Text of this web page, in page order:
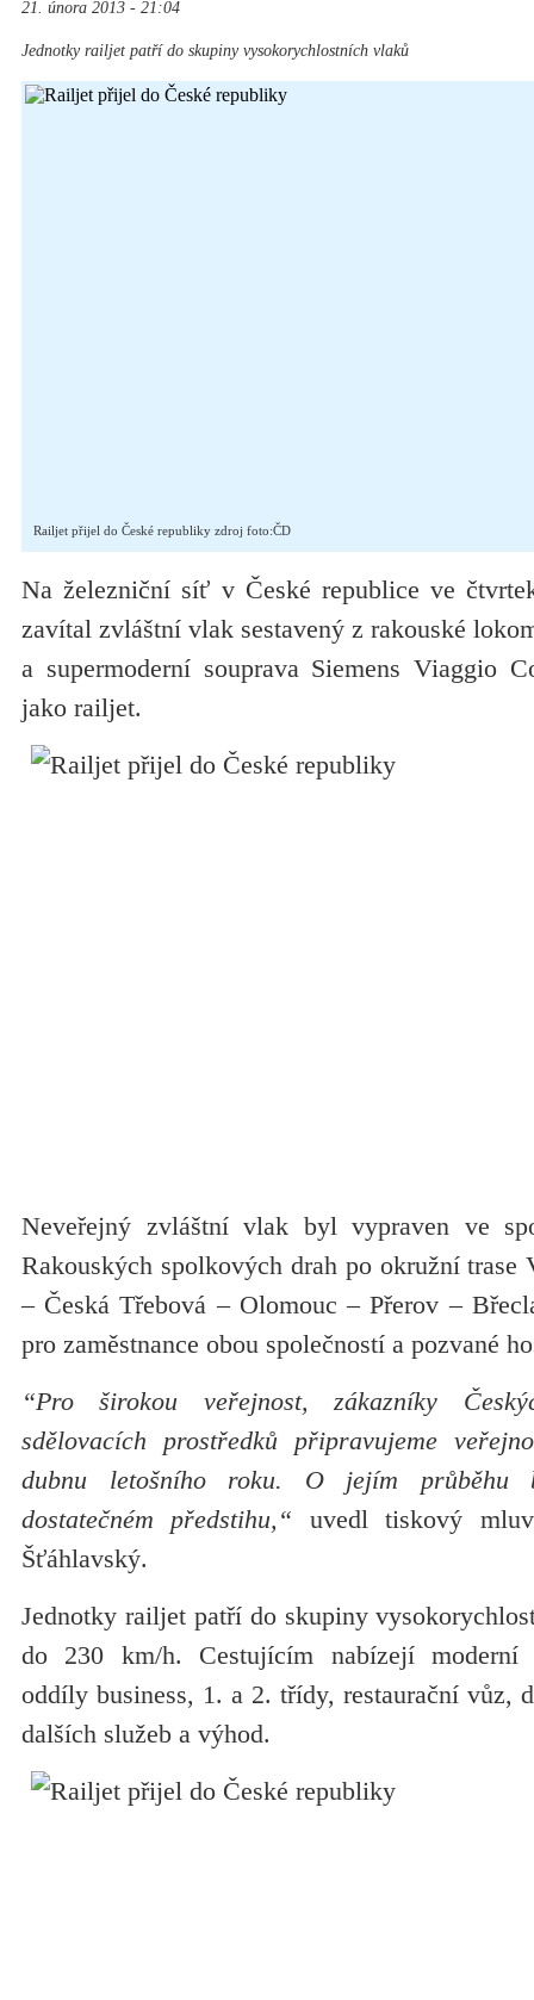
21. února 2013 - 21:04
Jednotky railjet patří do skupiny vysokorychlostních vlaků
Railjet přijel do České republiky zdroj foto:ČD
Na železniční síť v České republice ve
zavítal zvláštní vlak sestavený z rakouské
a supermoderní souprava Siemens Viaggio
jako railjet.
Neveřejný zvláštní vlak byl vypraven ve
Rakouských spolkových drah po okružní
– Česká Třebová – Olomouc – Přerov –
pro zaměstnance obou společností a pozvané
“Pro širokou veřejnost, zákazníky
sdělovacích prostředků připravujeme
dubnu letošního roku. O jejím průběhu
dostatečném předstihu,“ uvedl tiskový
Šťáhlavský.
Jednotky railjet patří do skupiny
do 230 km/h. Cestujícím nabízejí moderní
oddíly business, 1. a 2. třídy, restaurační vůz,
dalších služeb a výhod.